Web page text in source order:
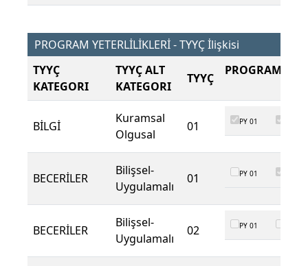
PROGRAM YETERLİLİKLERİ - TYYÇ İlişkisi
TYYÇ
KATEGORI
TYYÇ ALT
KATEGORI
TYYÇ
PROGRAM
BİLGİ
Kuramsal
Olgusal
01 PY 01
BECERİLER
Bilişsel-
Uygulamalı
01 PY 01
BECERİLER
Bilişsel-
Uygulamalı
02 PY 01